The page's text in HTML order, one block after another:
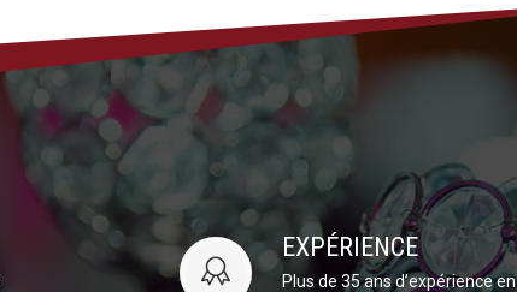
EXPÉRIENCE
Plus de 35 ans d’expérience en